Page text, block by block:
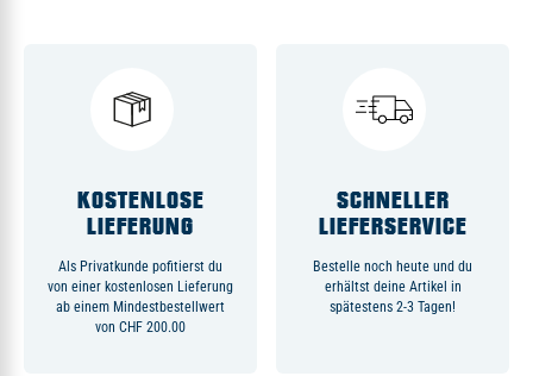
KOSTENLOSE
LIEFERUNG
Als Privatkunde pofitierst du
von einer kostenlosen Lieferung
ab einem Mindestbestellwert
von CHF 200.00
SCHNELLER
LIEFERSERVICE
Bestelle noch heute und du
erhältst deine Artikel in
spätestens 2-3 Tagen!